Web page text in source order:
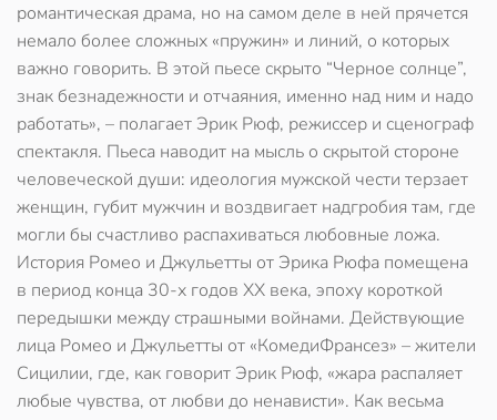
романтическая драма, но на самом деле в ней прячется
немало более сложных «пружин» и линий, о которых
важно говорить. В этой пьесе скрыто “Черное солнце”,
знак безнадежности и отчаяния, именно над ним и надо
работать», – полагает Эрик Рюф, режиссер и сценограф
спектакля. Пьеса наводит на мысль о скрытой стороне
человеческой души: идеология мужской чести терзает
женщин, губит мужчин и воздвигает надгробия там, где
могли бы счастливо распахиваться любовные ложа.
История Ромео и Джульетты от Эрика Рюфа помещена
в период конца 30-х годов ХХ века, эпоху короткой
передышки между страшными войнами. Действующие
лица Ромео и Джульетты от «КомедиФрансез» – жители
Сицилии, где, как говорит Эрик Рюф, «жара распаляет
любые чувства, от любви до ненависти». Как весьма